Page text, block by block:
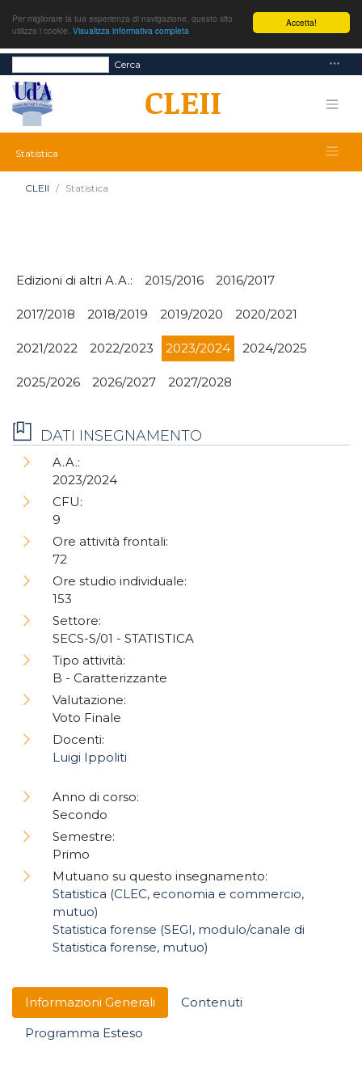
Accetta!
Per migliorare la tua esperienza di navigazione, questo sito
utilizza i cookie. Visualizza informativa completa
Cerca
Statistica
CLEII Statistica
Edizioni di altri A.A.: 2015/2016 2016/2017
2017/2018 2018/2019 2019/2020 2020/2021
2021/2022 2022/2023 2023/2024 2024/2025
2025/2026 2026/2027 2027/2028
Informazioni Generali
Contenuti
Programma Esteso
DATI INSEGNAMENTO
A.A.:
2023/2024
CFU:
9
Ore attività frontali:
72
Ore studio individuale:
153
Settore:
SECS-S/01 - STATISTICA
Tipo attività:
B - Caratterizzante
Valutazione:
Voto Finale
Docenti:
Luigi Ippoliti
Anno di corso:
Secondo
Semestre:
Primo
Mutuano su questo insegnamento:
Statistica (CLEC, economia e commercio,
mutuo)
Statistica forense (SEGI, modulo/canale di
Statistica forense, mutuo)